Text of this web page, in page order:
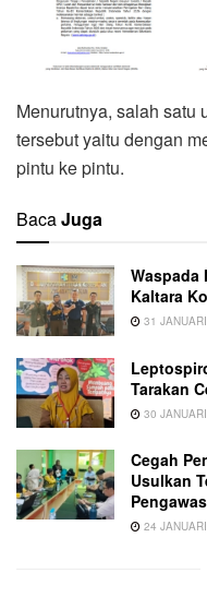
Menurutnya, salah satu
tersebut yaitu dengan
pintu ke pintu.
BacaJuga
Waspada
Kaltara
31
Tarakan
30
Cegah
Usulkan
24